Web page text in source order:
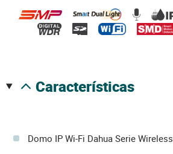
características
Domo IP Wi-Fi Dahua Serie Wireless